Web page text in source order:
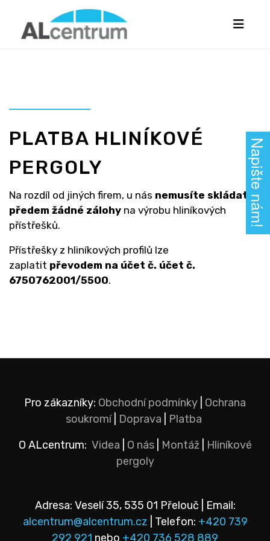
PLATBA HLINÍKOVÉ
PERGOLY
Na rozdíl od jiných firem, u nás nemusíte skládat
předem žádné zálohy na výrobu hliníkových
přístřešků.
Přístřešky z hliníkových profilů lze
zaplatit převodem na účet č. účet č.
6750762001/5500.
Pro zákazníky: Obchodní podmínky Ochrana
soukromí| Doprava
Platba
O ALcentrum: Videa O nás| Montáž|
Hliníkové
pergoly
Adresa: Veselí 35, 535 01 Přelouč | Email:
alcentrum@alcentrum.cz
| Telefon: +420 739
292 921 nebo +420 736 528 889
Napište nám!